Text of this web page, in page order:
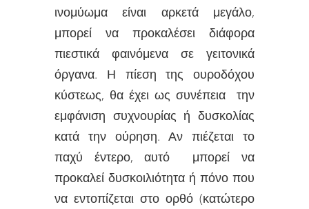
ινομύωμα είναι αρκετά μεγάλο,
μπορεί να προκαλέσει διάφορα
πιεστικά φαινόμενα σε γειτονικά
όργανα. Η πίεση της ουροδόχου
κύστεως, θα έχει ως συνέπεια την
εμφάνιση συχνουρίας ή δυσκολίας
κατά την ούρηση. Αν πιέζεται το
παχύ έντερο, αυτό μπορεί να
προκαλεί δυσκοιλιότητα ή πόνο που
να εντοπίζεται στο ορθό (κατώτερο